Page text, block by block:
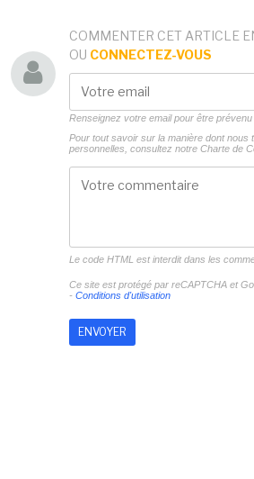
COMMENTER CET ARTICLE
OU CONNECTEZ-VOUS
Renseignez votre email pour être
Pour tout savoir sur la manière dont nous
personnelles, consultez notre Charte de
Le code HTML est interdit dans les
Ce site est protégé par reCAPTCHA et
- Conditions d'utilisation